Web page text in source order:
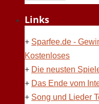
Links
+ Sparfee.de -
Kostenloses
+ Die neusten
+ Das Ende vom
+ Song und Lieder